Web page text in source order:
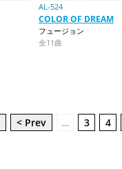
AL-524
COLOR OF DREAM
フュージョン
全11曲
< Prev … 3 4